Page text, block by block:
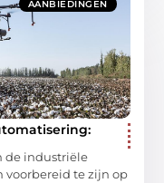
AANBIEDINGEN
de industriële
voorbereid te zijn op